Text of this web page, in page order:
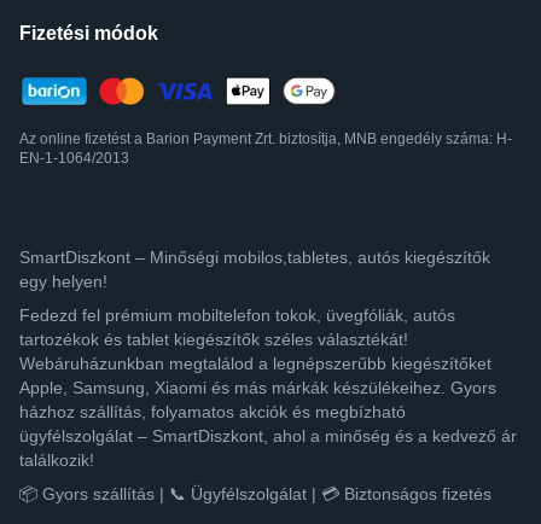
Fizetési módok
Az online fizetést a Barion Payment Zrt. biztosítja, MNB engedély száma: H-
EN-1-1064/2013
SmartDiszkont – Minőségi mobilos,tabletes, autós kiegészítők
egy helyen!
Fedezd fel prémium mobiltelefon tokok, üvegfóliák, autós
tartozékok és tablet kiegészítők széles választékát!
Webáruházunkban megtalálod a legnépszerűbb kiegészítőket
Apple, Samsung, Xiaomi és más márkák készülékeihez. Gyors
házhoz szállítás, folyamatos akciók és megbízható
ügyfélszolgálat – SmartDiszkont, ahol a minőség és a kedvező ár
találkozik!
📦 Gyors szállítás | 📞 Ügyfélszolgálat | 💳 Biztonságos fizetés